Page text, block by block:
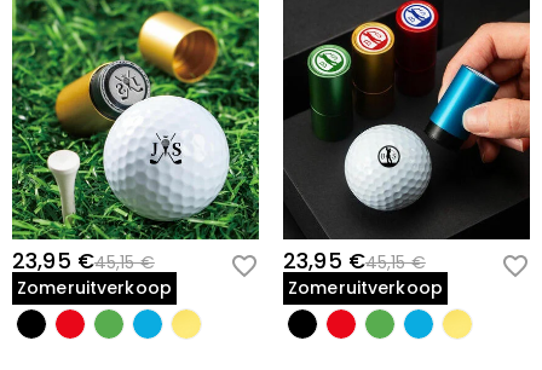
23,95 €45,15 €
Zomeruitverkoop
23,95 €45,15 €
Zomeruitverkoop